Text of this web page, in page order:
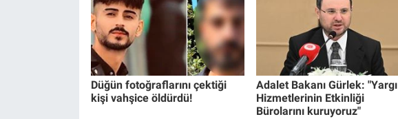
Düğün fotoğraflarını çektiği
kişi vahşice öldürdü!
Adalet Bakanı Gürlek: "Yargı
Hizmetlerinin Etkinliği
Bürolarını kuruyoruz"